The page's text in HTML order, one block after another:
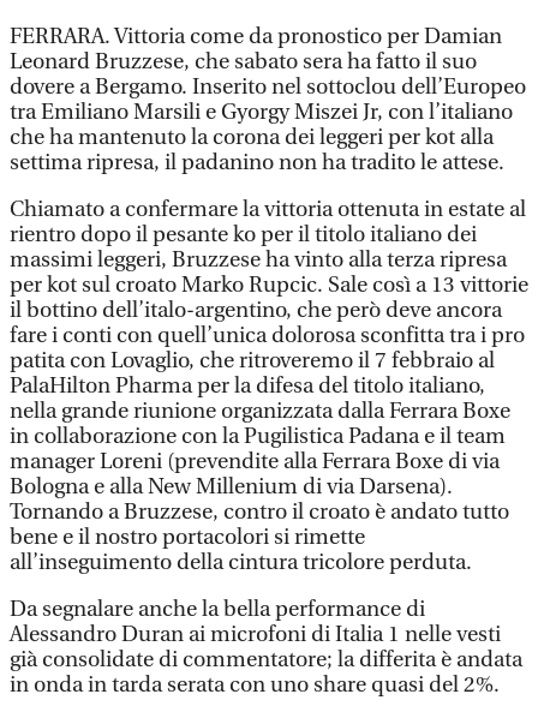
FERRARA. Vittoria come da pronostico per Damian
Leonard Bruzzese, che sabato sera ha fatto il suo
dovere a Bergamo. Inserito nel sottoclou dell’Europeo
tra Emiliano Marsili e Gyorgy Miszei Jr, con l’italiano
che ha mantenuto la corona dei leggeri per kot alla
settima ripresa, il padanino non ha tradito le attese.
Chiamato a confermare la vittoria ottenuta in estate al
rientro dopo il pesante ko per il titolo italiano dei
massimi leggeri, Bruzzese ha vinto alla terza ripresa
per kot sul croato Marko Rupcic. Sale così a 13 vittorie
il bottino dell’italo-argentino, che però deve ancora
fare i conti con quell’unica dolorosa sconfitta tra i pro
patita con Lovaglio, che ritroveremo il 7 febbraio al
PalaHilton Pharma per la difesa del titolo italiano,
nella grande riunione organizzata dalla Ferrara Boxe
in collaborazione con la Pugilistica Padana e il team
manager Loreni (prevendite alla Ferrara Boxe di via
Bologna e alla New Millenium di via Darsena).
Tornando a Bruzzese, contro il croato è andato tutto
bene e il nostro portacolori si rimette
all’inseguimento della cintura tricolore perduta.
Da segnalare anche la bella performance di
Alessandro Duran ai microfoni di Italia 1 nelle vesti
già consolidate di commentatore; la differita è andata
in onda in tarda serata con uno share quasi del 2%.